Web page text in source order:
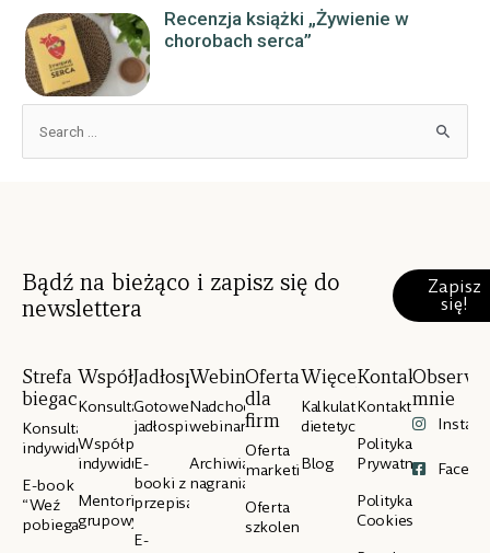
Recenzja książki „Żywienie w
chorobach serca”
Bądź na bieżąco i zapisz się do
newslettera
Zapisz
się!
Strefa
biegacza
Konsultacje
indywidualne
E-book
“Weź
pobiegaj”
Współpraca
Konsultacje
Współpraca
indywidualna
Mentoring
grupowy
Jadłospisy
Gotowe
jadłospisy
E-
booki z
przepisami
E-
Webinary
Nadchodzące
webinary
Archiwialne
nagrania
Oferta
dla
firm
Oferta
marketingowa
Oferta
szkoleniowa
Więcej
Kalkulator
dietetyczny
Blog
Kontakt
Kontakt
Polityka
Prywatności
Polityka
Cookies
mnie